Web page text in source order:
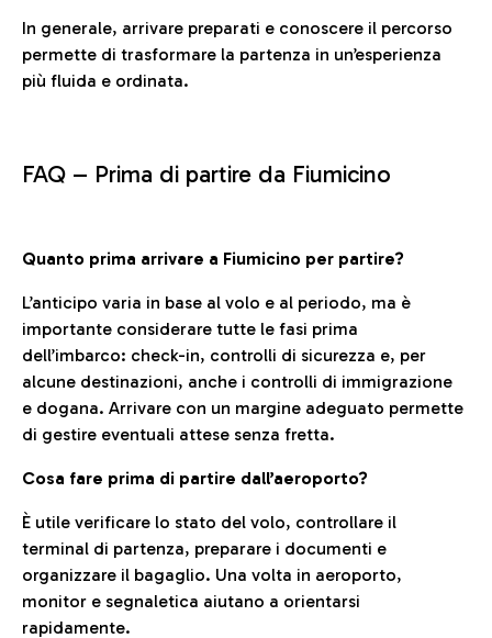
In generale, arrivare preparati e conoscere il percorso
permette di trasformare la partenza in un’esperienza
più fluida e ordinata.
FAQ – Prima di partire da Fiumicino
Quanto prima arrivare a Fiumicino per partire?
L’anticipo varia in base al volo e al periodo, ma è
importante considerare tutte le fasi prima
dell’imbarco: check-in, controlli di sicurezza e, per
alcune destinazioni, anche i controlli di immigrazione
e dogana. Arrivare con un margine adeguato permette
di gestire eventuali attese senza fretta.
Cosa fare prima di partire dall’aeroporto?
È utile verificare lo stato del volo, controllare il
terminal di partenza, preparare i documenti e
organizzare il bagaglio. Una volta in aeroporto,
monitor e segnaletica aiutano a orientarsi
rapidamente.